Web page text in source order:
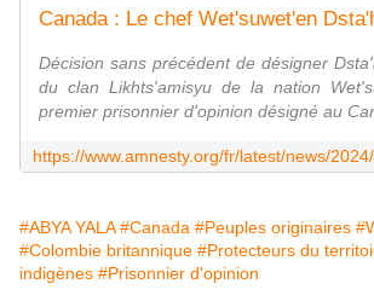
Décision sans précédent de désigner
du clan Likhts'amisyu de la nation
premier prisonnier d'opinion désigné au
#ABYA YALA #Canada #Peuples originaires
#Colombie britannique #Protecteurs du
indigènes #Prisonnier d'opinion